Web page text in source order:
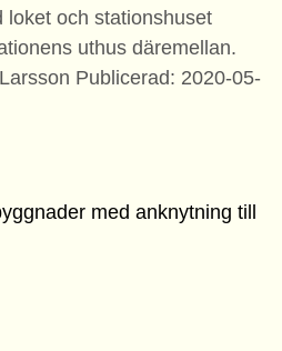
loket och stationshuset
uthus däremellan.
Publicerad: 2020-05-
med anknytning till